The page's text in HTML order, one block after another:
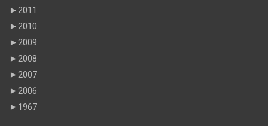
►2011
►2010
►2009
►2008
►2007
►2006
► 1967